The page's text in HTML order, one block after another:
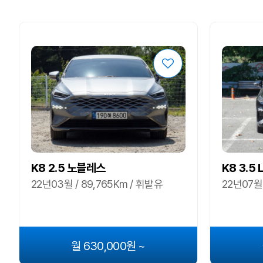
K8 2.5 노블레스
22년03월 / 89,765Km / 휘발유
월 630,000원 ~
K8 3.5
22년07